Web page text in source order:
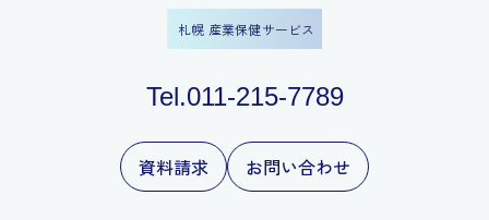
札幌 産業保健サービス
Tel.011-215-7789
資料請求 お問い合わせ